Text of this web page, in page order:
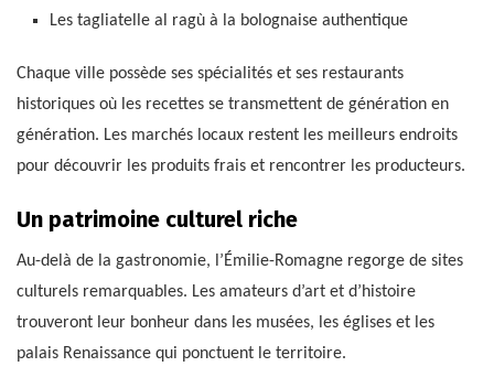
Les tagliatelle al ragù à la bolognaise authentique
Chaque ville possède ses spécialités et ses restaurants
historiques où les recettes se transmettent de génération en
génération. Les marchés locaux restent les meilleurs endroits
pour découvrir les produits frais et rencontrer les producteurs.
Un patrimoine culturel riche
Au-delà de la gastronomie, l’Émilie-Romagne regorge de sites
culturels remarquables. Les amateurs d’art et d’histoire
trouveront leur bonheur dans les musées, les églises et les
palais Renaissance qui ponctuent le territoire.